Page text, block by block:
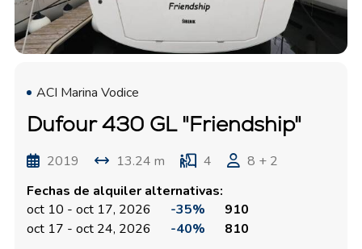
ACI Marina Vodice
Dufour 430 GL "Friendship"
2019 13.24 m 4
8 + 2
Fechas de alquiler alternativas:
oct 10 - oct 17, 2026
-35%
910
oct 17 - oct 24, 2026
-40% 810